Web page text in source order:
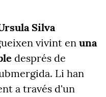
Silva
vivint enuna
després de
Li han
a través d'un